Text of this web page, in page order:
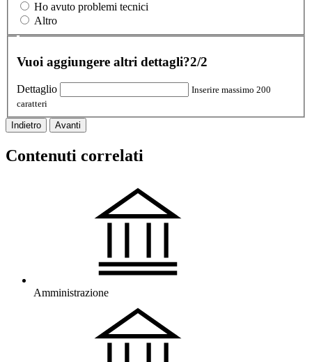
Ho avuto problemi tecnici
Altro
Vuoi aggiungere altri dettagli?2/2
Dettaglio
Inserire massimo 200
caratteri
Indietro Avanti
Contenuti correlati
Amministrazione